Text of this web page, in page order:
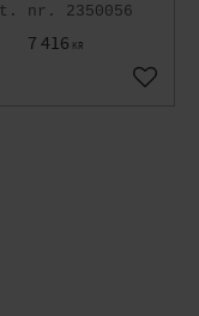
2350056
7 416 KR
Gem